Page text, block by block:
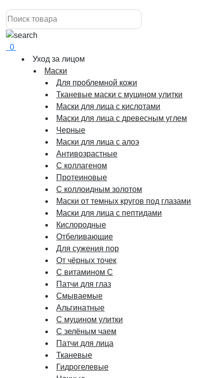
0
Уход за лицом
Маски
Для проблемной кожи
Тканевые маски с муцином улитки
Маски для лица с кислотами
Маски для лица с древесным углем
Черные
Маски для лица с алоэ
Антивозрастные
С коллагеном
Протеиновые
С коллоидным золотом
Маски от темных кругов под глазами
Маски для лица с пептидами
Кислородные
Отбеливающие
Для сужения пор
От чёрных точек
С витамином C
Патчи для глаз
Смываемые
Альгинатные
С муцином улитки
С зелёным чаем
Патчи для лица
Тканевые
Гидрогелевые